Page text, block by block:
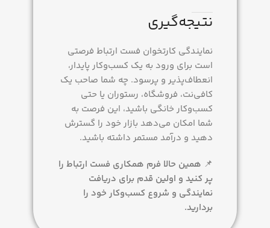
نتیجه‌گیری
نمایندگی کارتخوان فست ارتباط فرصتی
است برای ورود به یک کسب‌وکار پایدار،
انعطاف‌پذیر و پرسود. چه شما صاحب یک
کافی‌نت، فروشگاه، رستوران یا حتی
کسب‌وکار خانگی باشید، این فرصت به
شما امکان می‌دهد بازار خود را گسترش
دهید و درآمد مستمر داشته باشید.
📌 همین حالا فرم همکاری فست ارتباط را
پر کنید و اولین قدم برای دریافت
نمایندگی و شروع کسب‌وکار خود را
بردارید.